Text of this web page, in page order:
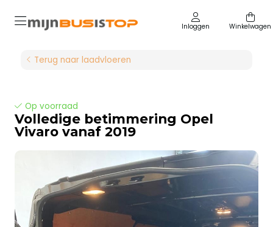
Inloggen Winkelwagen
Terug naar laadvloeren
Op voorraad
Volledige betimmering Opel
Vivaro vanaf 2019